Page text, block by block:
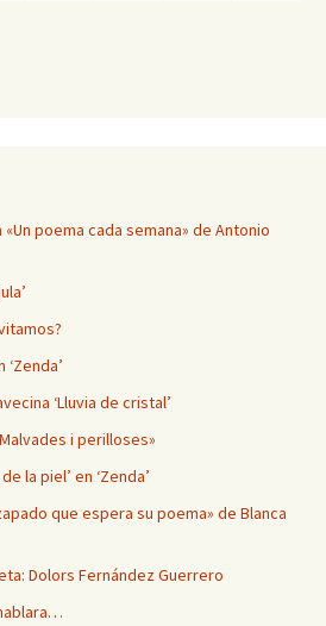
poema cada semana» de Antonio
‘Lluvia de cristal’
i perilloses»
la piel’ en ‘Zenda’
que espera su poema» de Blanca
Dolors Fernández Guerrero